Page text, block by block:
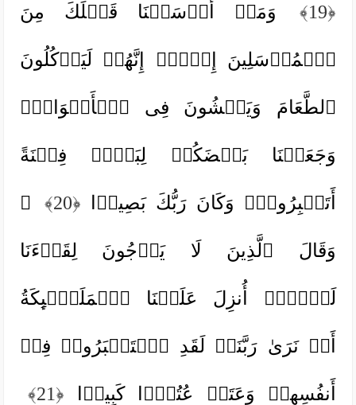
﴿19﴾ وَمَاۤ أَرۡسَلۡنَا قَبۡلَكَ مِنَ
ٱلۡمُرۡسَلِینَ إِلَّاۤ إِنَّهُمۡ لَیَأۡكُلُونَ
ٱلطَّعَامَ وَیَمۡشُونَ فِی ٱلۡأَسۡوَاقِۗ
وَجَعَلۡنَا بَعۡضَكُمۡ لِبَعۡضࣲ فِتۡنَةً
أَتَصۡبِرُونَۗ وَكَانَ رَبُّكَ بَصِیرࣰا ﴿20﴾ ۞
وَقَالَ ٱلَّذِینَ لَا یَرۡجُونَ لِقَاۤءَنَا
لَوۡلَاۤ أُنزِلَ عَلَیۡنَا ٱلۡمَلَـٰۤىِٕكَةُ
أَوۡ نَرَىٰ رَبَّنَاۗ لَقَدِ ٱسۡتَكۡبَرُوا۟ فِیۤ
أَنفُسِهِمۡ وَعَتَوۡ عُتُوࣰّا كَبِیرࣰا ﴿21﴾